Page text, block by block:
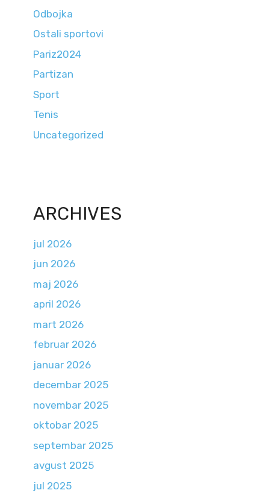
Odbojka
Ostali sportovi
Pariz2024
Partizan
Sport
Tenis
Uncategorized
ARCHIVES
jul 2026
jun 2026
maj 2026
april 2026
mart 2026
februar 2026
januar 2026
decembar 2025
novembar 2025
oktobar 2025
septembar 2025
avgust 2025
jul 2025